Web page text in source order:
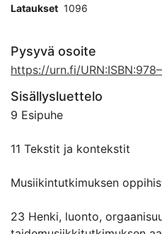
Lataukset 1096
Pysyvä osoite
https://urn.fi/
Sisällysluettelo
9 Esipuhe
11 Tekstit ja kontekstit
Musiikintutkimuksen
23 Henki, luonto,